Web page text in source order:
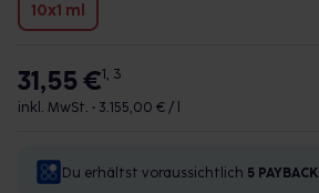
10x1 ml
31,55 €1, 3
inkl. MwSt. • 3.155,00 € / l
Du erhältst voraussichtlich 5 PAYBACK